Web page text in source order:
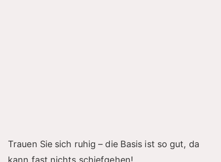
Trauen Sie sich ruhig – die Basis ist so gut, da
kann fast nichts schiefgehen!